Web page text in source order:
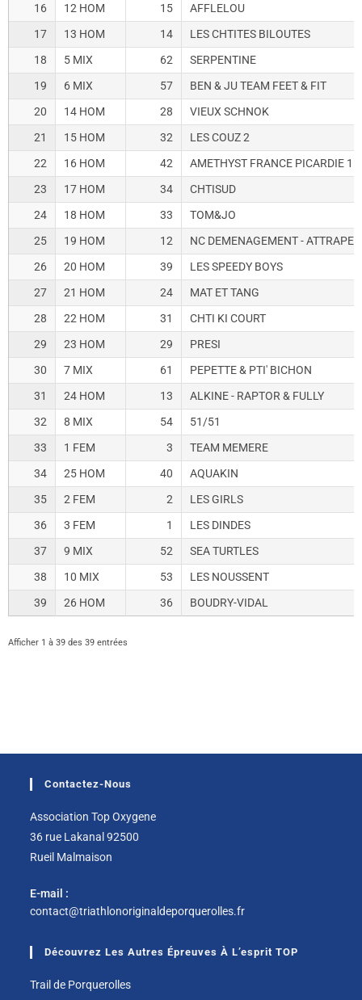
16
12 HOM 15
AFFLELOU
17
13 HOM 14
LES CHTITES BILOUTES
18
5 MIX 62
SERPENTINE
19
6 MIX 57
BEN & JU TEAM FEET & FIT
20
14 HOM 28
VIEUX SCHNOK
21
15 HOM 32
LES COUZ 2
22
16 HOM 42
AMETHYST FRANCE PICARDIE 1
23
17 HOM 34
CHTISUD
24
18 HOM 33
TOM&JO
25
19 HOM 12
NC DEMENAGEMENT - ATTRAPE
26
20 HOM 39
LES SPEEDY BOYS
27
21 HOM 24
MAT ET TANG
28
22 HOM 31
CHTI KI COURT
29
23 HOM 29
PRESI
30
7 MIX 61
PEPETTE & PTI' BICHON
31
24 HOM 13
ALKINE - RAPTOR & FULLY
32
8 MIX 54
51/51
33
1 FEM 3
TEAM MEMERE
34
25 HOM 40
AQUAKIN
35
2 FEM 2
LES GIRLS
36
3 FEM 1
LES DINDES
37
9 MIX 52
SEA TURTLES
38
10 MIX 53
LES NOUSSENT
39
26 HOM 36 BOUDRY-VIDAL
Afficher 1 à 39 des 39 entrées
Contactez-Nous
Association Top Oxygene
36 rue Lakanal 92500
Rueil Malmaison
E-mail :
contact@triathlonoriginaldeporquerolles.fr
Découvrez Les Autres Épreuves À L’esprit TOP
Trail de Porquerolles